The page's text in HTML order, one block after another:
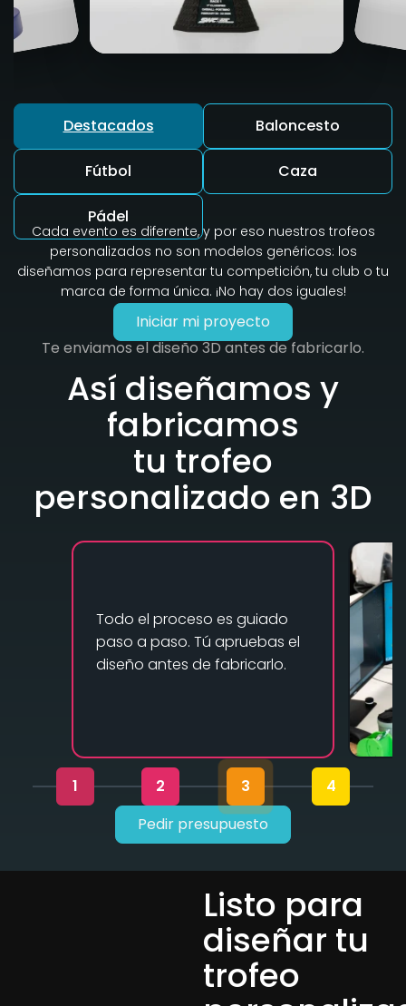
Destacados Baloncesto
Fútbol Caza
Pádel
Cada evento es diferente, y por eso nuestros trofeos
personalizados no son modelos genéricos: los
diseñamos para representar tu competición, tu club o tu
marca de forma única. ¡No hay dos iguales!
Iniciar mi proyecto
Te enviamos el diseño 3D antes de fabricarlo.
Así diseñamos y
fabricamos
tu trofeo
personalizado en 3D
Todo el proceso es guiado
paso a paso. Tú apruebas el
diseño antes de fabricarlo.
1 2 3
4
Pedir presupuesto
Listo para
diseñar tu
trofeo